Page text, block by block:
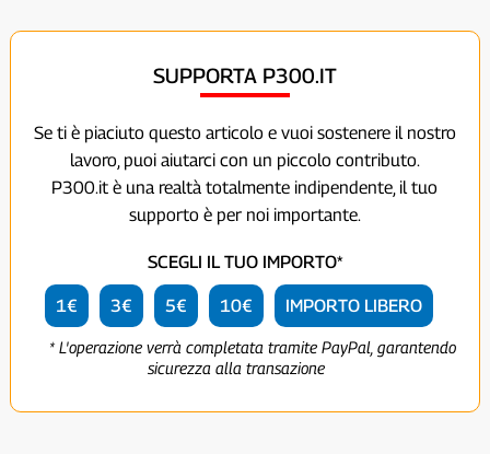
SUPPORTA P300.IT
Se ti è piaciuto questo articolo e vuoi sostenere il nostro
lavoro, puoi aiutarci con un piccolo contributo.
P300.it è una realtà totalmente indipendente, il tuo
supporto è per noi importante.
SCEGLI IL TUO IMPORTO*
1€ 3€ 5€ 10€ IMPORTO LIBERO
* L'operazione verrà completata tramite PayPal, garantendo
sicurezza alla transazione